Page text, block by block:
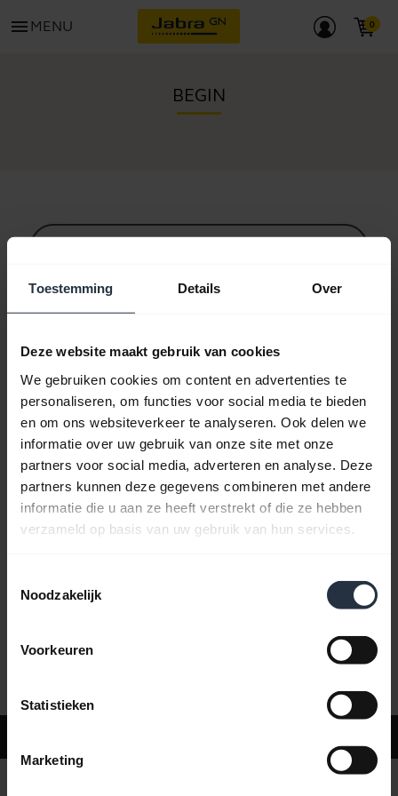
Toestemming Details Over
Deze website maakt gebruik van cookies
We gebruiken cookies om content en advertenties te
personaliseren, om functies voor social media te bieden
en om ons websiteverkeer te analyseren. Ook delen we
informatie over uw gebruik van onze site met onze
partners voor social media, adverteren en analyse. Deze
partners kunnen deze gegevens combineren met andere
informatie die u aan ze heeft verstrekt of die ze hebben
verzameld op basis van uw gebruik van hun services.
Noodzakelijk
Voorkeuren
Statistieken
Marketing
menu MENU
BEGIN
Bluetooth-koppelgids
Veelgestelde vragen
Productdocumenten